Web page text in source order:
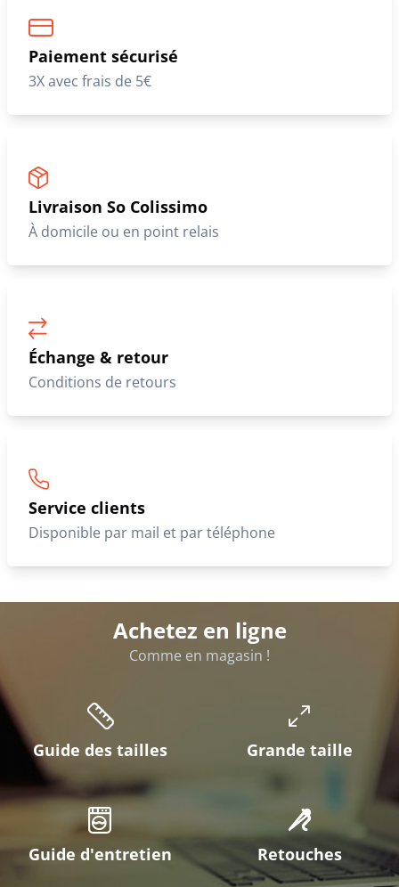
Paiement sécurisé
3X avec frais de 5€
Livraison So Colissimo
À domicile ou en point relais
Échange & retour
Conditions de retours
Service clients
Disponible par mail et par téléphone
Achetez en ligne
Comme en magasin !
Guide des tailles Grande taille
Guide d'entretien Retouches